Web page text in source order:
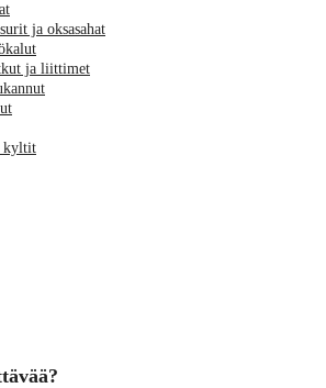
ja oksasahat
ja liittimet
kyltit